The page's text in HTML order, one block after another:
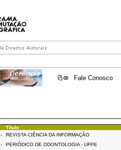
Fale Conosco
Título
-
REVISTA CIÊNCIA DA INFORMAÇÃO
-
PERIÓDICO DE ODONTOLOGIA - UFPE